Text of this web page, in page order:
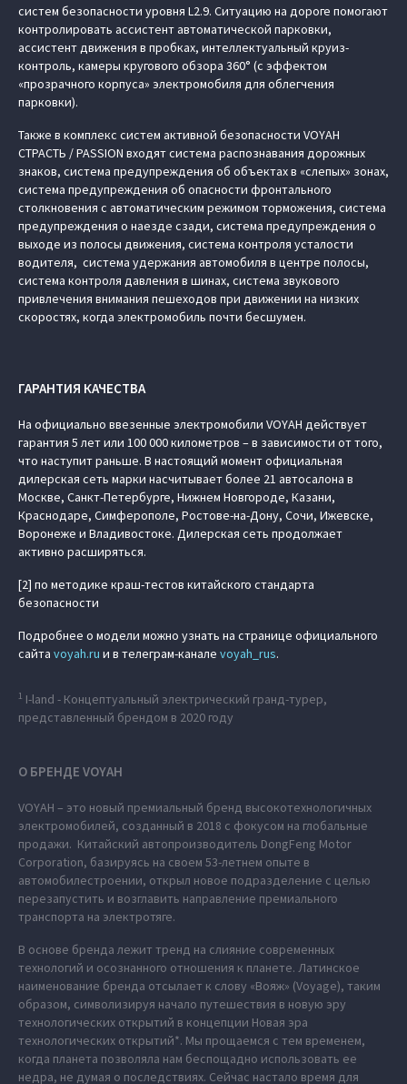
систем безопасности уровня L2.9. Ситуацию на дороге помогают
контролировать ассистент автоматической парковки,
ассистент движения в пробках, интеллектуальный круиз-
контроль, камеры кругового обзора 360° (с эффектом
«прозрачного корпуса» электромобиля для облегчения
парковки).
Также в комплекс систем активной безопасности VOYAH
СТРАСТЬ / PASSION входят система распознавания дорожных
знаков, система предупреждения об объектах в «слепых» зонах,
система предупреждения об опасности фронтального
столкновения с автоматическим режимом торможения, система
предупреждения о наезде сзади, система предупреждения о
выходе из полосы движения, система контроля усталости
водителя, система удержания автомобиля в центре полосы,
система контроля давления в шинах, система звукового
привлечения внимания пешеходов при движении на низких
скоростях, когда электромобиль почти бесшумен.
ГАРАНТИЯ КАЧЕСТВА
На официально ввезенные электромобили VOYAH действует
гарантия 5 лет или 100 000 километров – в зависимости от того,
что наступит раньше. В настоящий момент официальная
дилерская сеть марки насчитывает более 21 автосалона в
Москве, Санкт-Петербурге, Нижнем Новгороде, Казани,
Краснодаре, Симферополе, Ростове-на-Дону, Сочи, Ижевске,
Воронеже и Владивостоке. Дилерская сеть продолжает
активно расширяться.
[2] по методике краш-тестов китайского стандарта
безопасности
Подробнее о модели можно узнать на странице официального
сайта voyah.ru и в телеграм-канале voyah_rus.
1 I-land - Концептуальный электрический гранд-турер,
представленный брендом в 2020 году
О БРЕНДЕ VOYAH
VOYAH – это новый премиальный бренд высокотехнологичных
электромобилей, созданный в 2018 с фокусом на глобальные
продажи. Китайский автопроизводитель DongFeng Motor
Corporation, базируясь на своем 53-летнем опыте в
автомобилестроении, открыл новое подразделение с целью
перезапустить и возглавить направление премиального
транспорта на электротяге.
В основе бренда лежит тренд на слияние современных
технологий и осознанного отношения к планете. Латинское
наименование бренда отсылает к слову «Вояж» (Voyage), таким
образом, символизируя начало путешествия в новую эру
технологических открытий в концепции Новая эра
технологических открытий*. Мы прощаемся с тем временем,
когда планета позволяла нам беспощадно использовать ее
недра, не думая о последствиях. Сейчас настало время для